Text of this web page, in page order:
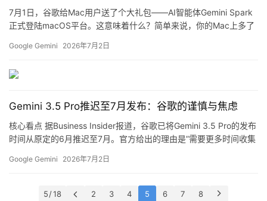
7月1日，谷歌给Mac用户送了个大礼包——AI智能体Gemini Spark
正式登陆macOS平台。这意味着什么？简单来说，你的Mac上多了
从聊天框到桌面助手 以前的Gemini就是个网页聊天工具，现在不一
件、整理发票、生成表格，甚至帮你把下载文…
Google Gemini 2026年7月2日
Gemini 3.5 Pro推迟至7月发布：谷歌的谨慎与焦虑
核心看点 据Business Insider报道，谷歌已将Gemini 3.5 Pro的发布
时间从原定的6月推迟至7月。官方给出的理由是”需要更多时间收集
token消耗过快——这是Gemini系列长期被诟病的问题。 详细解析
Google Gemini 2026年7月2日
5 / 18 2 3 4 5 6 7 8